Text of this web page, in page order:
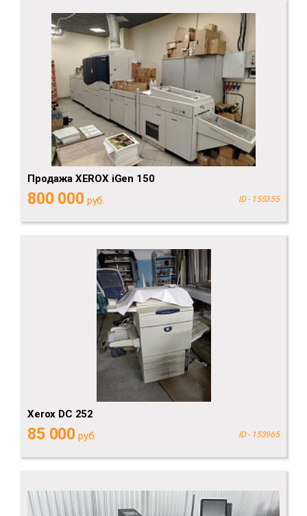
Продажа XEROX iGen 150
800 000 руб. ID - 155355
Xerox DC 252
85 000 руб. ID - 153965